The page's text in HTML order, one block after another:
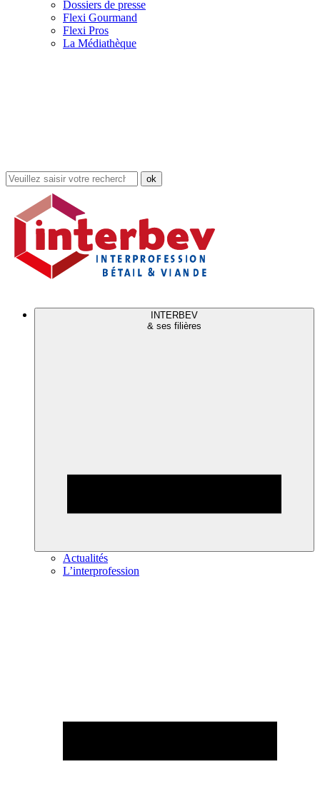
Dossiers de presse
Flexi Gourmand
Flexi Pros
La Médiathèque
Rechercher
dans
site
INTERBEV
& ses filières
Actualités
L’interprofession